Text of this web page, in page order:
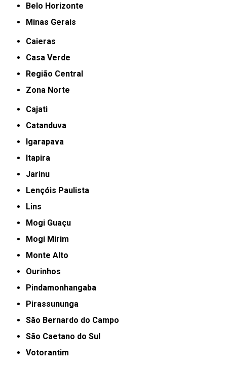
Belo Horizonte
Minas Gerais
Caieras
Casa Verde
Região Central
Zona Norte
Cajati
Catanduva
Igarapava
Itapira
Jarinu
Lençóis Paulista
Lins
Mogi Guaçu
Mogi Mirim
Monte Alto
Ourinhos
Pindamonhangaba
Pirassununga
São Bernardo do Campo
São Caetano do Sul
Votorantim